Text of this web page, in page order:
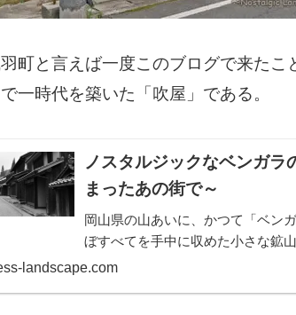
町と言えば一度このブログで来たこ
一時代を築いた「吹屋」である。
ノスタルジックなベンガラ
まったあの街で～
岡山県の山あいに、かつて「ベン
ぼすべてを手中に収めた小さな鉱
landscape.com